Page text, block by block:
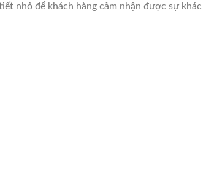
nhỏ để khách hàng cảm nhận được sự khác